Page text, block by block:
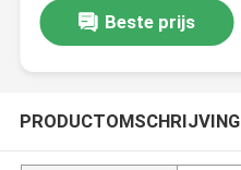
Beste prijs
PRODUCTOMSCHRIJVING